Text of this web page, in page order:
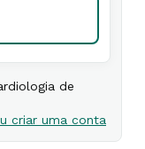
de
criar uma conta